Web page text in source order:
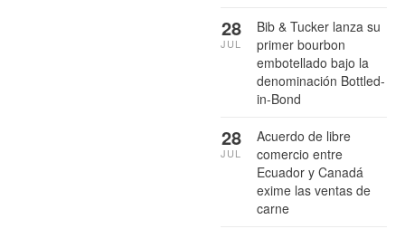
Bib & Tucker lanza su
primer bourbon
embotellado bajo la
denominación Bottled-
in-Bond
28
JUL
Acuerdo de libre
comercio entre
Ecuador y Canadá
exime las ventas de
carne
28
JUL